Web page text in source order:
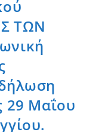
ΤΩΝ
29 Μαΐου